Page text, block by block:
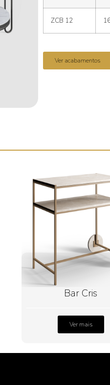
ZCB 12
Ver acabamentos
Bar Cris
Ver mais